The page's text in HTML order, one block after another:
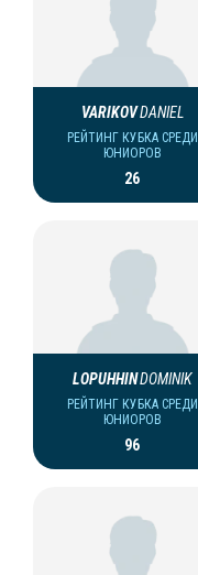
VARIKOVDANIEL
РЕЙТИНГ КУБКА СРЕДИ
ЮНИОРОВ
26
LOPUHHINDOMINIK
РЕЙТИНГ КУБКА СРЕДИ
ЮНИОРОВ
96